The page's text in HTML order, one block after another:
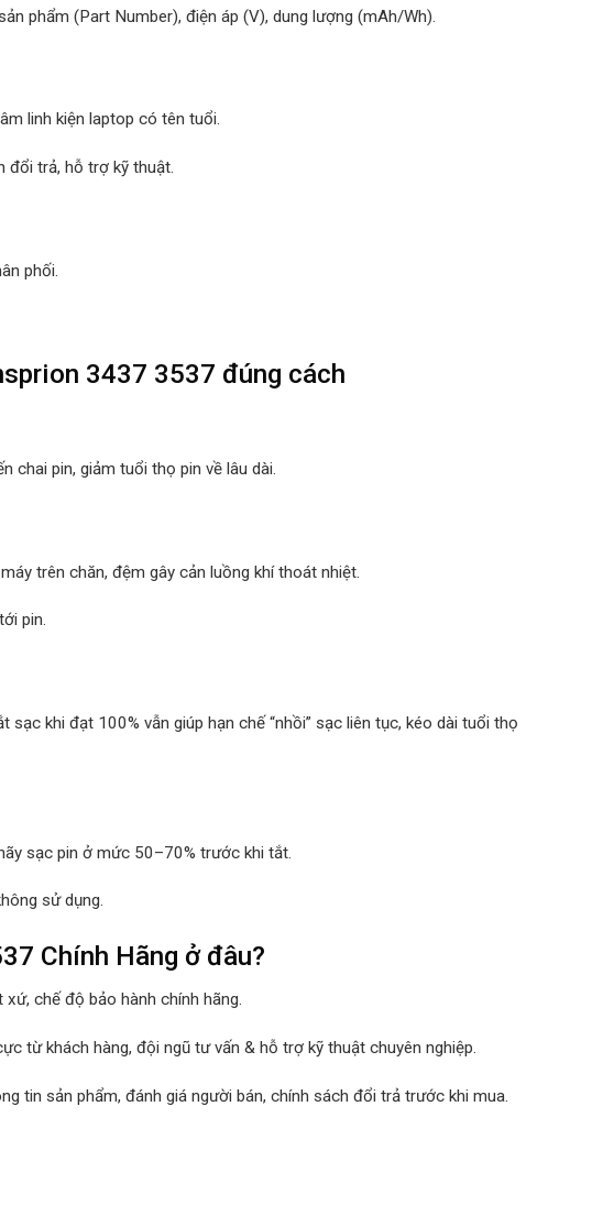
phẩm (Part Number), điện áp (V), dung lượng (mAh/Wh).
linh kiện laptop có tên tuổi.
đổi trả, hỗ trợ kỹ thuật.
phối.
3437 3537 đúng cách
chai pin, giảm tuổi thọ pin về lâu dài.
trên chăn, đệm gây cản luồng khí thoát nhiệt.
pin.
khi đạt 100% vẫn giúp hạn chế “nhồi” sạc liên tục, kéo dài tuổi thọ
sạc pin ở mức 50–70% trước khi tắt.
sử dụng.
Chính Hãng ở đâu?
chế độ bảo hành chính hãng.
từ khách hàng, đội ngũ tư vấn & hỗ trợ kỹ thuật chuyên nghiệp.
tin sản phẩm, đánh giá người bán, chính sách đổi trả trước khi mua.